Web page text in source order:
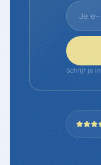
Schrijf je